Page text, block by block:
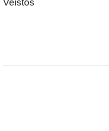
Veistos